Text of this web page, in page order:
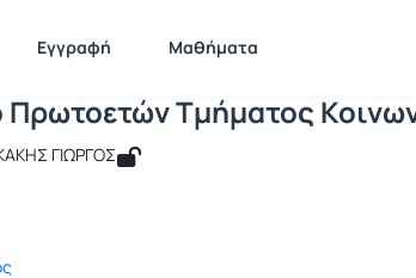
Εγγραφή Μαθήματα
Σεμινάριο Πρωτοετών Tμήματος Κοινωνικής
Πρωτοετών
Πρωτοετών Tμήματος
ΓΙΩΡΓΟΣ